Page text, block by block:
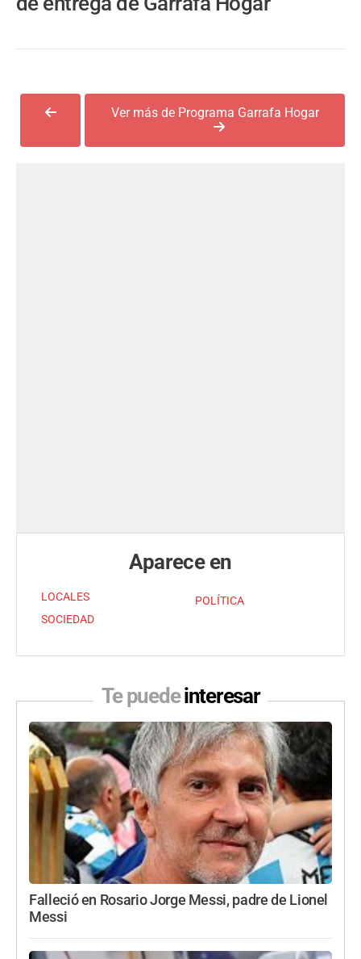
Ver más de Programa Garrafa Hogar
Aparece en
LOCALES
SOCIEDAD
POLÍTICA
Te puedeinteresar
Falleció en Rosario Jorge Messi, padre de Lionel
Messi